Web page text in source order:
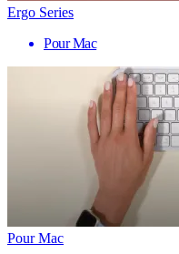
Ergo Series
Pour Mac
Pour Mac